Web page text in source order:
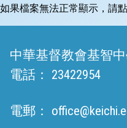
如果檔案無法正常顯示，請點
中華基督教會基智
電話：
23422954
電郵：